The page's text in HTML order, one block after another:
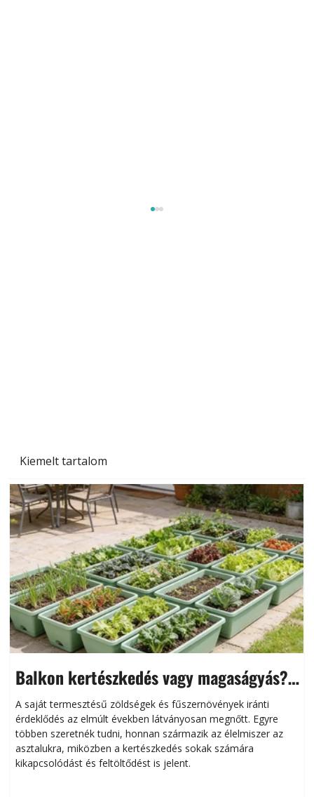
Kiemelt tartalom
Balkon kertészkedés vagy magaságyás?
Helytakarékos kertészkedés
A saját termesztésű zöldségek és fűszernövények iránti
érdeklődés az elmúlt években látványosan megnőtt. Egyre
többen szeretnék tudni, honnan származik az élelmiszer az
asztalukra, miközben a kertészkedés sokak számára
kikapcsolódást és feltöltődést is jelent.